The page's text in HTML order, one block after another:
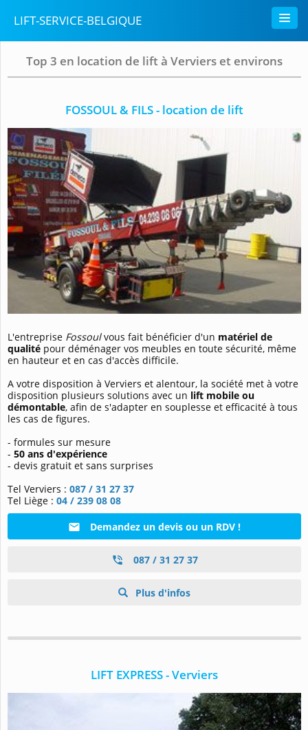
LIFT-SERVICE-BELGIQUE
Top 3 en location de lift à Verviers et environs
FOSSOUL & FILS - location de lift
L'entreprise Fossoulvous fait bénéficier d'un matériel de
qualité pour déménager vos meubles en toute sécurité, même
en hauteur et en cas d'accès difficile.
A votre disposition à Verviers et alentour, la société met à votre
disposition plusieurs solutions avec un lift mobile ou
démontable, afin de s'adapter en souplesse et efficacité à tous
les cas de figures.
- formules sur mesure
- 50 ans d'expérience
- devis gratuit et sans surprises
Tel Verviers : 087 / 31 27 37
Tel Liège : 04 / 239 08 08
Demandez un devis ou un RDV !
087 / 31 27 37
Plus d'infos
LIFT EXPRESS - Verviers